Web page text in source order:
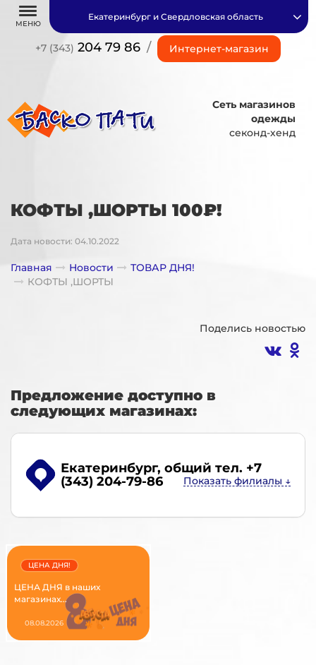
МЕНЮ
+7 (343) 204 79 86 / Интернет-магазин
Екатеринбург и Свердловская область
Сеть магазинов
одежды
секонд-хенд
КОФТЫ ,ШОРТЫ 100₽!
Дата новости: 04.10.2022
Главная Новости
ТОВАР ДНЯ!
КОФТЫ ,ШОРТЫ
Поделись новостью
Предложение доступно в
следующих магазинах:
Екатеринбург, общий тел. +7
(343) 204-79-86
ЦЕНА ДНЯ в наших
магазинах...
ЦЕНА ДНЯ!
08.08.2026